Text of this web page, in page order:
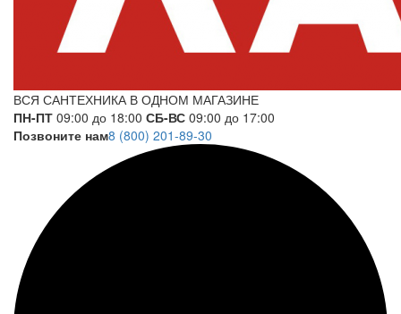
ВСЯ САНТЕХНИКА В ОДНОМ МАГАЗИНЕ
ПН-ПТ 09:00 до 18:00 СБ-ВС 09:00 до 17:00
Позвоните нам8 (800) 201-89-30